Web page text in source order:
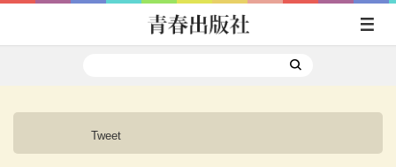
Tweet